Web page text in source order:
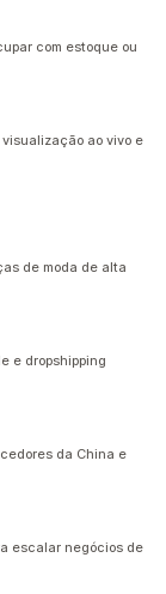
com estoque ou
visualização ao vivo e
de moda de alta
e dropshipping
da China e
escalar negócios de